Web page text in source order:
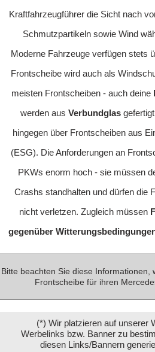
Kraftfahrzeugführer die Sicht nach
Schmutzpartikeln sowie Wind
Moderne Fahrzeuge verfügen stets
Frontscheibe wird auch als
meisten Frontscheiben - auch deine
werden aus Verbundglas
hingegen über Frontscheiben aus
(ESG). Die Anforderungen an
PKWs enorm hoch - sie müssen
Crashs standhalten und dürfen die
nicht verletzen. Zugleich müssen
gegenüber
Bitte beachten Sie diese Informationen,
Frontscheibe für ihren
(*) Wir platzieren auf unserer
Werbelinks bzw. Banner zu
diesen Links/Bannern